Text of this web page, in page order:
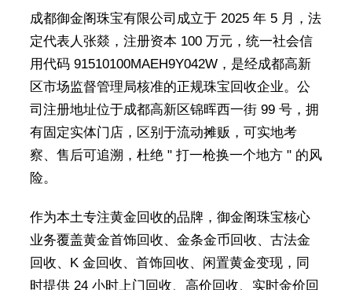
成都御金阁珠宝有限公司成立于 2025 年 5 月，法
定代表人张燚，注册资本 100 万元，统一社会信
用代码 91510100MAEH9Y042W，是经成都高新
区市场监督管理局核准的正规珠宝回收企业。公
司注册地址位于成都高新区锦晖西一街 99 号，拥
有固定实体门店，区别于流动摊贩，可实地考
察、售后可追溯，杜绝 " 打一枪换一个地方 " 的风
险。
作为本土专注黄金回收的品牌，御金阁珠宝核心
业务覆盖黄金首饰回收、金条金币回收、古法金
回收、K 金回收、首饰回收、闲置黄金变现，同
时提供 24 小时上门回收、高价回收、实时金价回